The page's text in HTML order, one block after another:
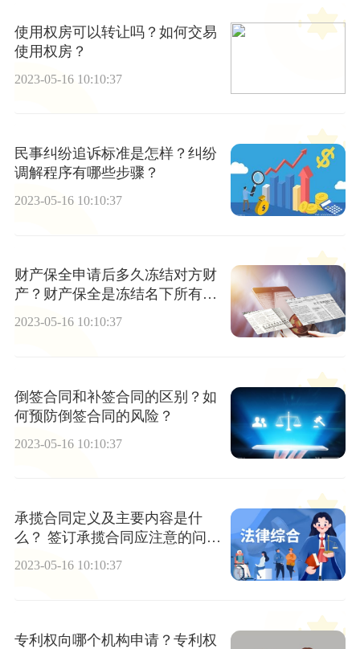
使用权房可以转让吗？如何交易
使用权房？
2023-05-16 10:10:37
民事纠纷追诉标准是怎样？纠纷
调解程序有哪些步骤？
2023-05-16 10:10:37
财产保全申请后多久冻结对方财
产？财产保全是冻结名下所有账
户吗？
2023-05-16 10:10:37
倒签合同和补签合同的区别？如
何预防倒签合同的风险？
2023-05-16 10:10:37
承揽合同定义及主要内容是什
么？ 签订承揽合同应注意的问题
有哪些？
2023-05-16 10:10:37
专利权向哪个机构申请？专利权